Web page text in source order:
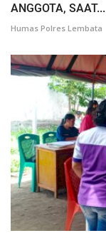
ANGGOTA, SAAT...
Humas Polres Lembata